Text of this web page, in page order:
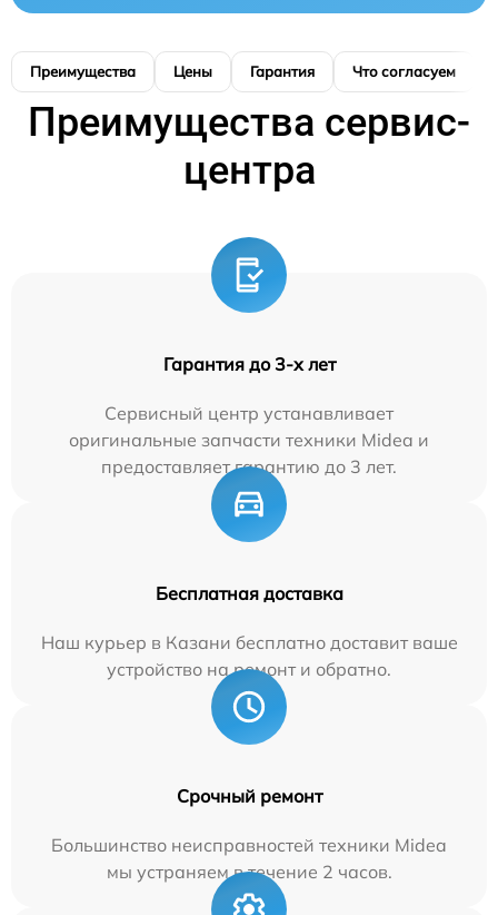
Преимущества Цены Гарантия Что согласуем
Преимущества сервис-
центра
Гарантия до 3-х лет
Сервисный центр устанавливает
оригинальные запчасти техники Midea и
предоставляет гарантию до 3 лет.
Бесплатная доставка
Наш курьер в Казани бесплатно доставит ваше
устройство на ремонт и обратно.
Срочный ремонт
Большинство неисправностей техники Midea
мы устраняем в течение 2 часов.